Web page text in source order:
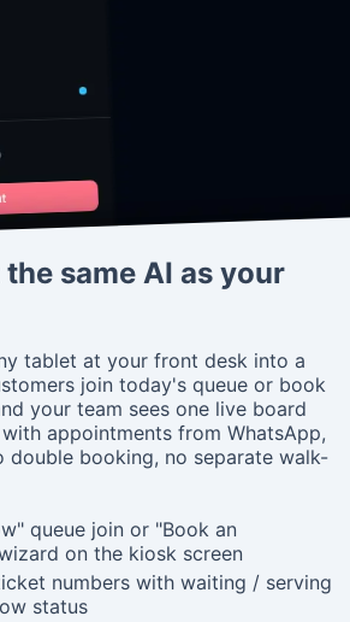
same AI as your
tablet at your front desk into a
join today's queue or book
your team sees one live board
appointments from WhatsApp,
double booking, no separate walk-
queue join or "Book an
on the kiosk screen
numbers with waiting / serving
status